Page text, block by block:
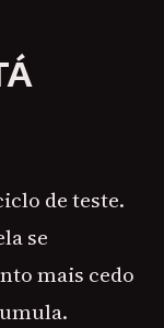
de teste.
se
mais cedo